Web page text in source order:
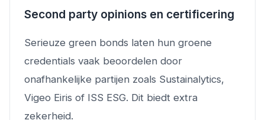
Second party opinions en certificering
Serieuze green bonds laten hun groene
credentials vaak beoordelen door
onafhankelijke partijen zoals Sustainalytics,
Vigeo Eiris of ISS ESG. Dit biedt extra
zekerheid.